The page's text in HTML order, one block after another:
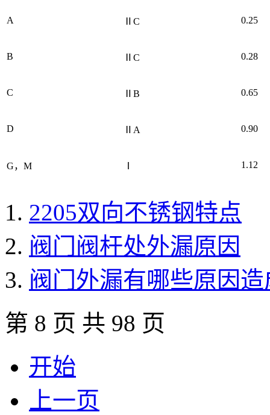
A ⅡC 0.25
B ⅡC 0.28
C ⅡB 0.65
D ⅡA 0.90
G，M 1.12
2205双向不锈钢特点
阀门阀杆处外漏原因
阀门外漏有哪些原因
第 8 页 共 98 页
开始
上一页